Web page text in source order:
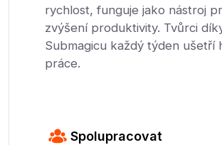
rychlost, funguje jako nástroj
zvýšení produktivity. Tvůrci
Submagicu každý týden ušetří
práce.
Spolupracovat